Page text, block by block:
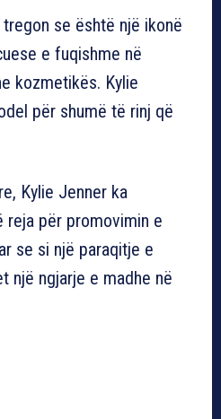
se është një ikonë
e fuqishme në
kozmetikës. Kylie
për shumë të rinj që
Kylie Jenner ka
reja për promovimin e
se si një paraqitje e
një ngjarje e madhe në